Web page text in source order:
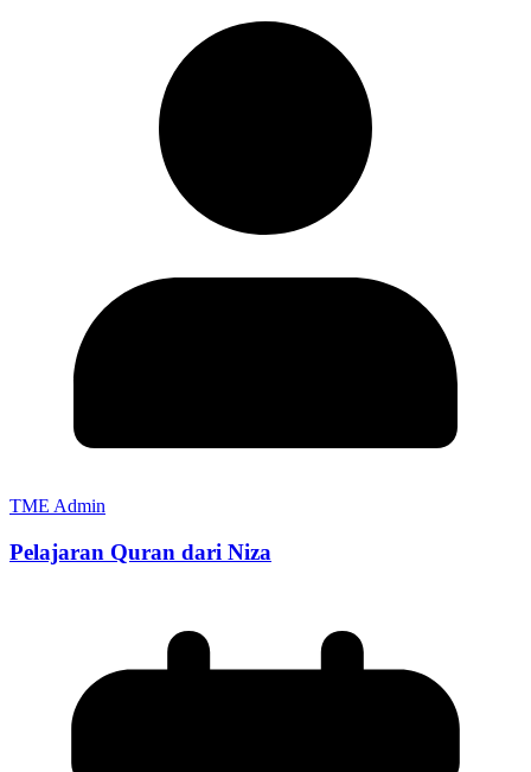
TME Admin
Pelajaran Quran dari Niza